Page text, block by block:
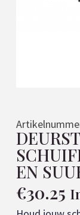
EN
€30.25